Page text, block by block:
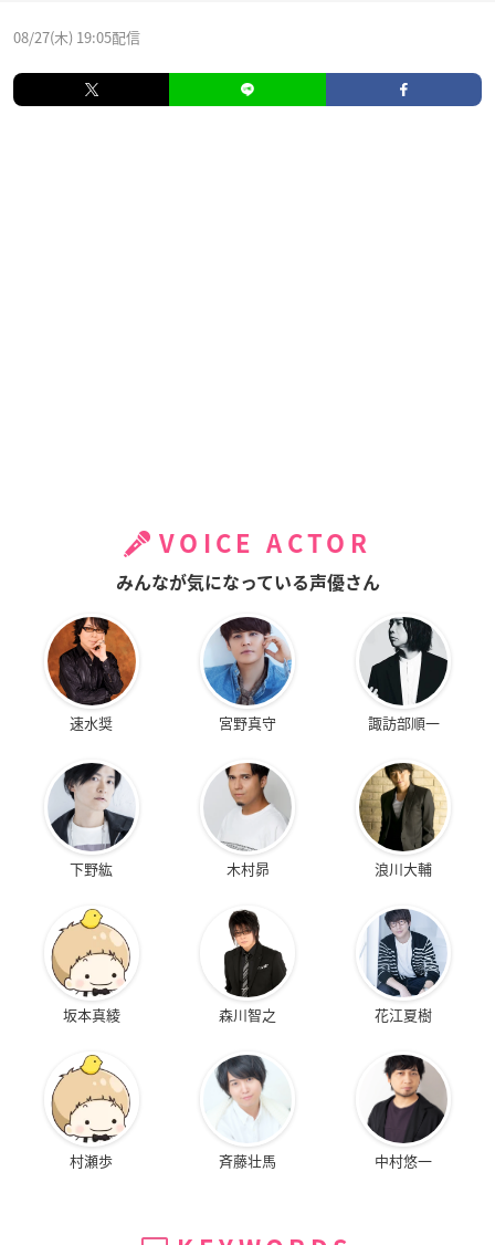
08/27(木) 19:05配信
VOICE ACTOR
みんなが気になっている声優さん
速水奨 宮野真守 諏訪部順一
下野紘 木村昴 浪川大輔
坂本真綾 森川智之 花江夏樹
村瀬歩 斉藤壮馬 中村悠一